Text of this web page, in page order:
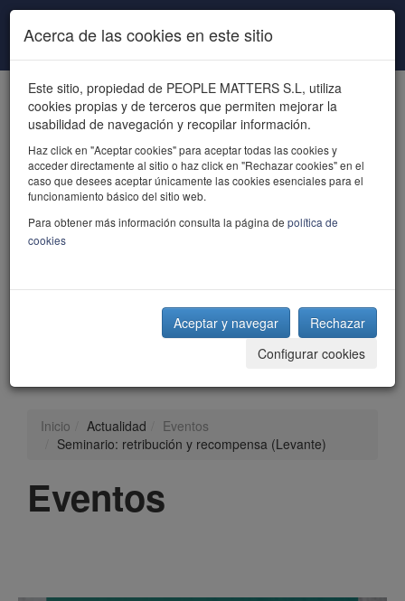
Pasar al contenido principal
powered by talent
Inicio Actualidad
Eventos
Seminario: retribución y recompensa (Levante)
Eventos
Acerca de las cookies en este sitio
Este sitio, propiedad de PEOPLE MATTERS S.L, utiliza
cookies propias y de terceros que permiten mejorar la
usabilidad de navegación y recopilar información.
Haz click en "Aceptar cookies" para aceptar todas las cookies y
acceder directamente al sitio o haz click en "Rechazar cookies" en el
caso que desees aceptar únicamente las cookies esenciales para el
funcionamiento básico del sitio web.
Para obtener más información consulta la página de política de
cookies
Aceptar y navegar
Rechazar
Configurar cookies